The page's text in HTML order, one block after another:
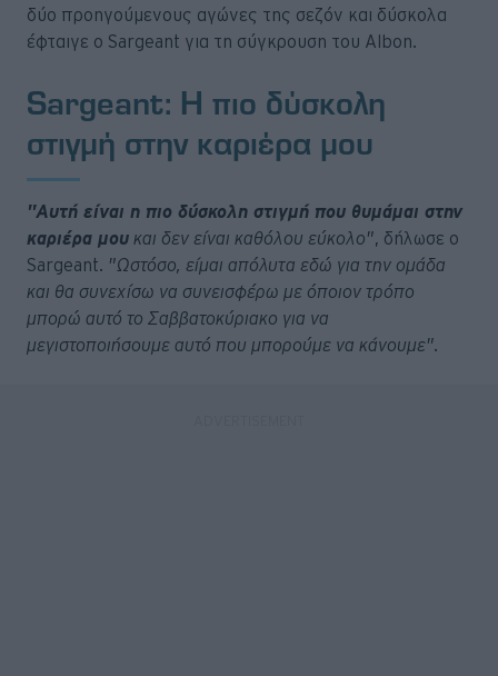
δύο προηγούμενους αγώνες της σεζόν και δύσκολα
έφταιγε ο Sargeant για τη σύγκρουση του Albon.
Sargeant: Η πιο δύσκολη
στιγμή στην καριέρα μου
"Αυτή είναι η πιο δύσκολη στιγμή που θυμάμαι στην
καριέρα μου και δεν είναι καθόλου εύκολο", δήλωσε ο
Sargeant. "Ωστόσο, είμαι απόλυτα εδώ για την ομάδα
και θα συνεχίσω να συνεισφέρω με όποιον τρόπο
μπορώ αυτό το Σαββατοκύριακο για να
μεγιστοποιήσουμε αυτό που μπορούμε να κάνουμε".